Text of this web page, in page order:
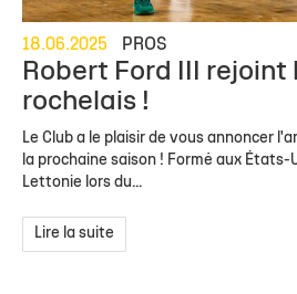
18.06.2025 PROS
Robert Ford III rejoint
rochelais !
Le Club a le plaisir de vous annoncer
la prochaine saison ! Formé aux États-
Lettonie lors du...
Lire la suite